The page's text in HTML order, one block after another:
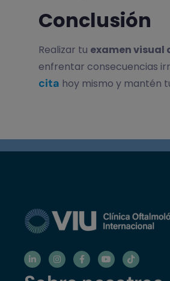
Conclusión
Realizar tu examen visual
enfrentar consecuencias
cita hoy mismo y mantén